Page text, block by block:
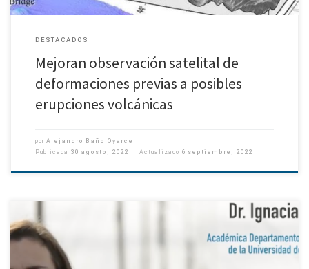
DESTACADOS
Mejoran observación satelital de
deformaciones previas a posibles
erupciones volcánicas
por Alejandro Baño Oyarce
Publicada 30 agosto, 2022 Actualizado 6 septiembre, 2022